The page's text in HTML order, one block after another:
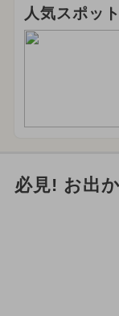
人気スポッ
必見! お出